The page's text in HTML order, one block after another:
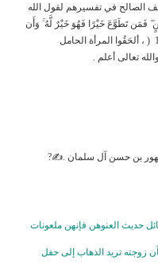
الصالح في تفسيرهم لقول الله
فَمَن تَطَوَّعَ خَيْرًا فَهُوَ خَيْرٌ لَّهُ ۚ وَأَن
تَصُومُوا خَيْرٌ لَّكُمْ ۖ إِن كُنتُمْ تَعْلَمُونَ ، البقرة (184 ( ، ألحَقُوا المرأة الحامل
تعالى أعلم .
بن حسن آل سلمان .✍?
حديث العنوهن فإنهن ملعونات
تريد الذهاب إلى حفل